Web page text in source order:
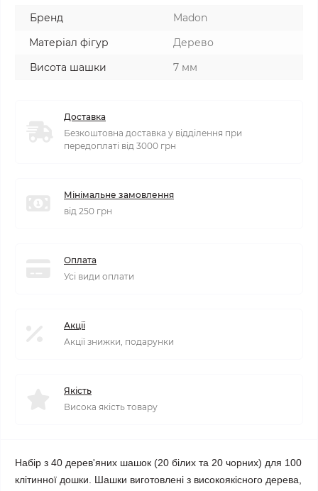
Бренд
Madon
Матеріал фігур
Дерево
Висота шашки
7 мм
Доставка
Безкоштовна доставка у відділення при
передоплаті від 3000 грн
Мінімальне замовлення
від 250 грн
Оплата
Усі види оплати
Акції
Акції знижки, подарунки
Якість
Висока якість товару
Набір з 40 дерев'яних шашок (20 білих та 20 чорних) для 100
клітинної дошки. Шашки виготовлені з високоякісного дерева,